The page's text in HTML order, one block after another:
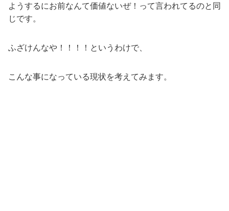
ようするにお前なんて価値ないぜ！って言われてるのと同
じです。
ふざけんなや！！！！というわけで、
こんな事になっている現状を考えてみます。